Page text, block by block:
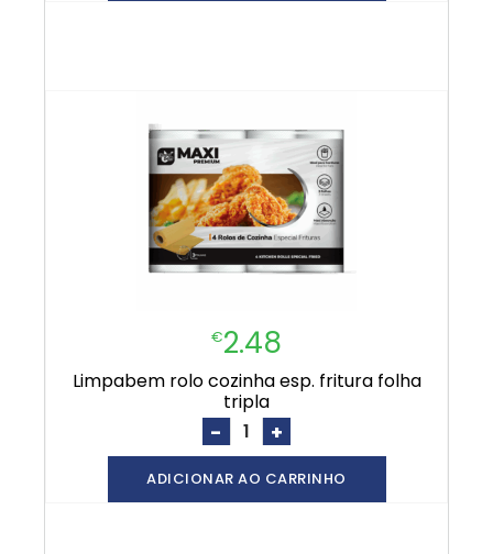
€2.48
limpabem rolo cozinha esp. fritura folha
tripla
- +
ADICIONAR AO CARRINHO